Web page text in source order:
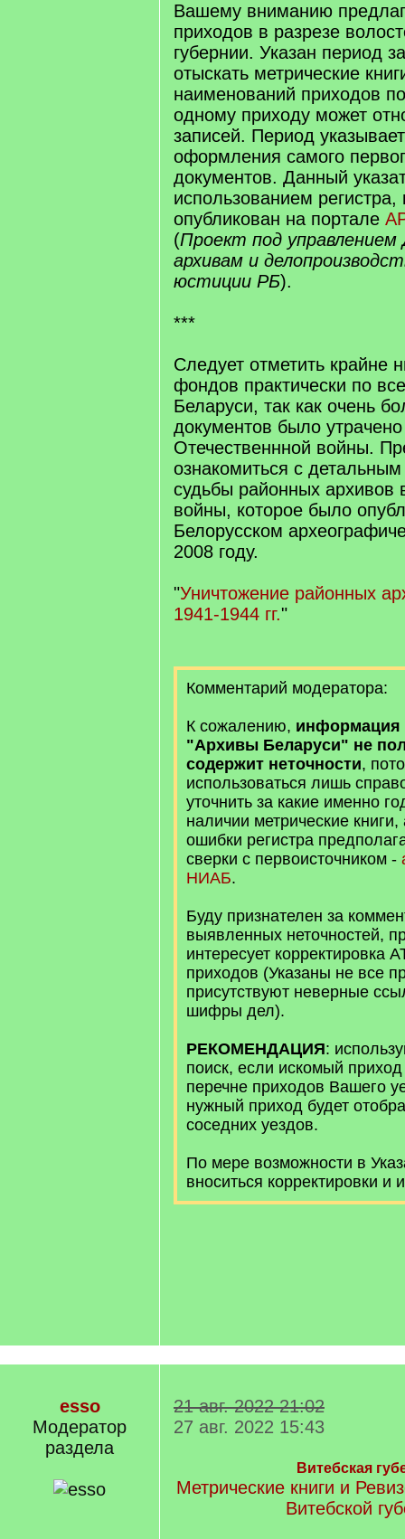
Вашему вниманию
приходов в разрезе
губернии. Указан период
отыскать метрические
наименований приходов
одному приходу может
записей. Период
оформления самого
документов. Данный
использованием регистра,
опубликован на портале
(Проект под
архивам и
юстиции РБ).
***
Следует отметить крайне
фондов практически по
Беларуси, так как очень
документов было
Отечественнной войны.
ознакомиться с
судьбы районных
войны, которое было
Белорусском
2008 году.
"Уничтожение районных
1941-1944 гг."
Комментарий модератора:
К сожалению, информация
"Архивы Беларуси" не
содержит неточности,
использоваться лишь
уточнить за какие именно
наличии метрические
ошибки регистра
сверки с первоисточником -
НИАБ.
Буду признателен за
выявленных неточностей,
интересует корректировка
приходов (Указаны не все
присутствуют неверные
шифры дел).
РЕКОМЕНДАЦИЯ:
поиск, если искомый
перечне приходов Вашего
нужный приход будет
соседних уездов.
По мере возможности в
вноситься корректировки и
esso
Модератор
раздела
21 авг. 2022 21:02
27 авг. 2022 15:43
Витебская
Метрические книги и
Витебской